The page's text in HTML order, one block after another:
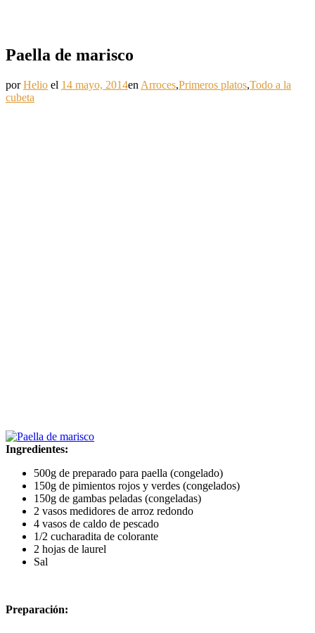
Paella de marisco
porHelio el 14 mayo, 2014en Arroces,Primeros platos,Todo a la
cubeta
Ingredientes:
500g de preparado para paella (congelado)
150g de pimientos rojos y verdes (congelados)
150g de gambas peladas (congeladas)
2 vasos medidores de arroz redondo
4 vasos de caldo de pescado
1/2 cucharadita de colorante
2 hojas de laurel
Sal
Preparación: